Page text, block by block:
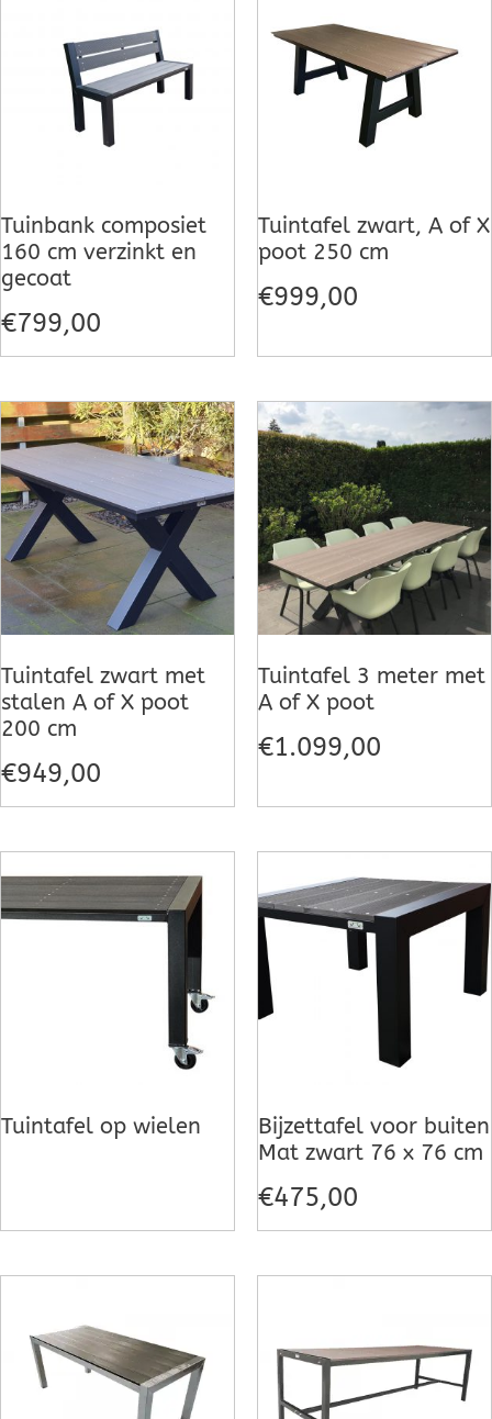
Dierenverblijven
Gaas&Beugels
Diversen
Tuinbank composiet
160 cm verzinkt en
gecoat
€799,00
Tuintafel zwart, A of X
poot 250 cm
€999,00
Tuintafel zwart met
stalen A of X poot
200 cm
€949,00
Tuintafel 3 meter met
A of X poot
€1.099,00
Tuintafel op wielen
Bijzettafel voor buiten
Mat zwart 76 x 76 cm
€475,00